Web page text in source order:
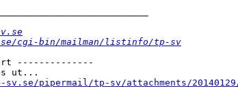
cgi-bin/mailman/listinfo/tp-sv
--------------
ut...
pipermail/tp-sv/attachments/20140129/